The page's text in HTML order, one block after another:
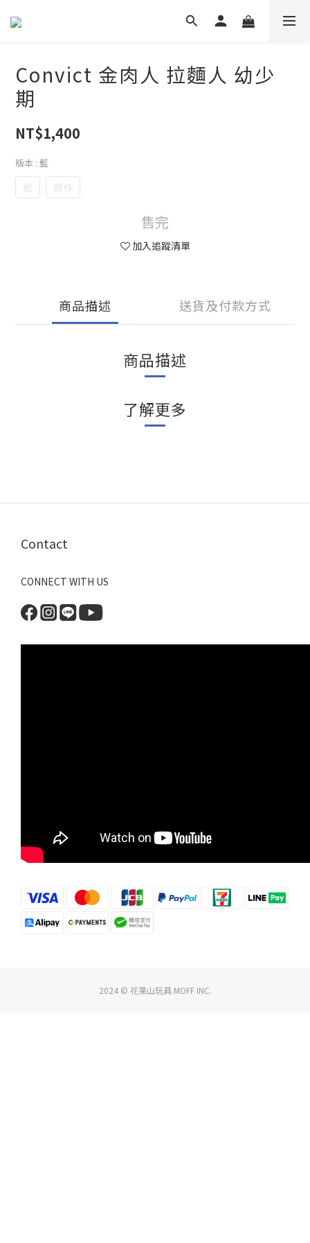
Convict 金肉人 拉麵人 幼少
期
NT$1,400
版本 : 藍
藍 原作
售完
加入追蹤清單
商品描述 送貨及付款方式
商品描述
了解更多
Contact
CONNECT WITH US
2024 © 花果山玩具 MOFF INC.